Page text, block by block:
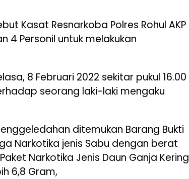
Kasat Resnarkoba Polres Rohul AKP
4 Personil untuk melakukan
8 Februari 2022 sekitar pukul 16.00
seorang laki-laki mengaku
ditemukan Barang Bukti
Narkotika jenis Sabu dengan berat
Narkotika Jenis Daun Ganja Kering
6,8 Gram,